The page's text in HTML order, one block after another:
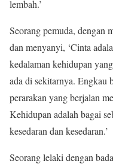
lembah.’
Seorang pemuda, dengan
dan menyanyi, ‘Cinta
kedalaman kehidupan
ada di sekitarnya. Engkau
perarakan yang berjalan
Kehidupan adalah bagai
kesedaran dan kesedaran.’
Seorang lelaki dengan